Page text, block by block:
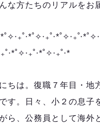
な方たちのリアルをお
ちは。復職７年目・地
す。日々、小２の息子
ら、公務員として海外